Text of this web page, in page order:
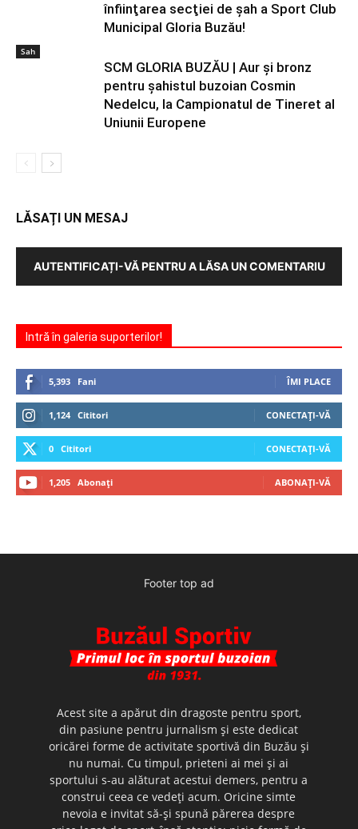
înfiinţarea secţiei de şah a Sport Club
Municipal Gloria Buzău!
Sah
SCM GLORIA BUZĂU | Aur şi bronz
pentru şahistul buzoian Cosmin
Nedelcu, la Campionatul de Tineret al
Uniunii Europene
LĂSAȚI UN MESAJ
AUTENTIFICAȚI-VĂ PENTRU A LĂSA UN COMENTARIU
Intră în galeria suporterilor!
5,393 Fani ÎMI PLACE
1,124 Cititori CONECTAȚI-VĂ
0 Cititori CONECTAȚI-VĂ
1,205 Abonați ABONAȚI-VĂ
Footer top ad
Acest site a apărut din dragoste pentru sport,
din pasiune pentru jurnalism şi este dedicat
oricărei forme de activitate sportivă din Buzău şi
nu numai. Cu timpul, prieteni ai mei şi ai
sportului s-au alăturat acestui demers, pentru a
construi ceea ce vedeţi acum. Oricine simte
nevoia e invitat să-şi spună părerea despre